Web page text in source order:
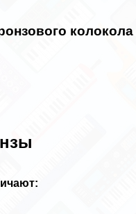
колокола